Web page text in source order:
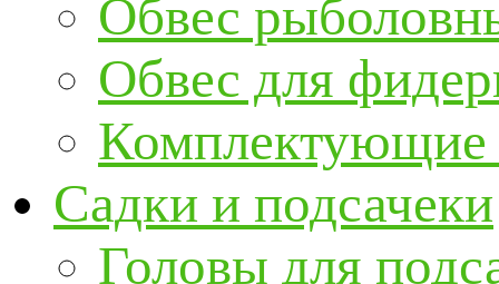
Обвес
Обвес для
Комплектующие
Садки и подсачеки
Головы для